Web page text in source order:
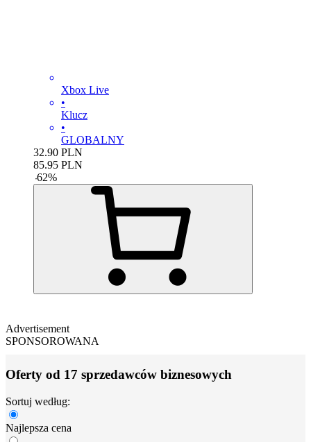
Xbox Live
•
Klucz
•
GLOBALNY
32.90 PLN
85.95 PLN
-62%
Advertisement
SPONSOROWANA
Oferty od 17 sprzedawców biznesowych
Sortuj według:
Najlepsza cena